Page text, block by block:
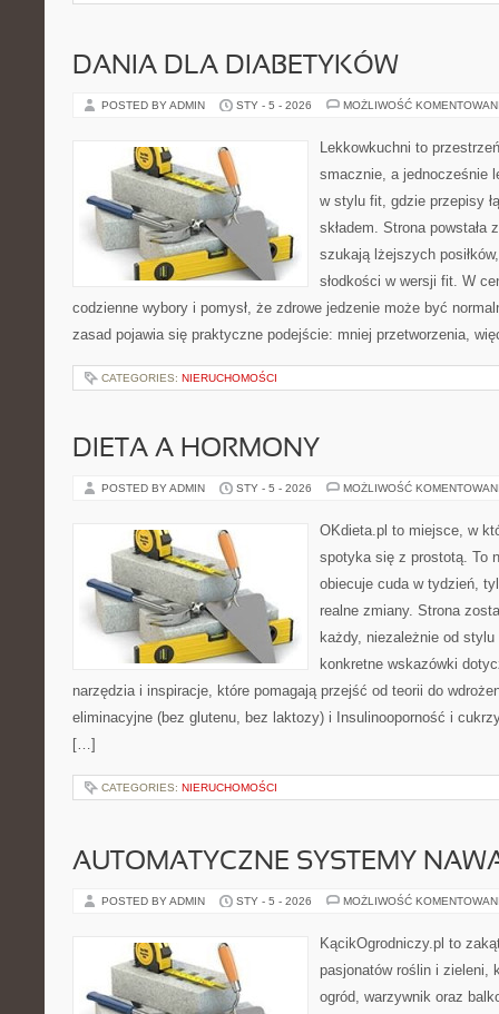
DANIA DLA DIABETYKÓW
POSTED BY ADMIN STY - 5 - 2026 MOŻLIWOŚĆ
Lekkowkuchni to
smacznie, a jednocześnie
w stylu fit, gdzie przepisy
składem. Strona
szukają lżejszych
słodkości w wersji fit. W
codzienne wybory i pomysł, że zdrowe jedzenie może być
zasad pojawia się praktyczne podejście: mniej przetworzenia,
CATEGORIES: NIERUCHOMOŚCI
DIETA A HORMONY
POSTED BY ADMIN STY - 5 - 2026 MOŻLIWOŚĆ
OKdieta.pl to miejsce, w
spotyka się z prostotą. To
obiecuje cuda w tydzień,
realne zmiany. Strona
każdy, niezależnie od
konkretne wskazówki
narzędzia i inspiracje, które pomagają przejść od teorii do
eliminacyjne (bez glutenu, bez laktozy) i Insulinooporność i
[…]
CATEGORIES: NIERUCHOMOŚCI
AUTOMATYCZNE SYSTEMY
POSTED BY ADMIN STY - 5 - 2026 MOŻLIWOŚĆ
KącikOgrodniczy.pl to
pasjonatów roślin i zieleni,
ogród, warzywnik oraz